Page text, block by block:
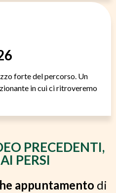
forte del percorso. Un
in cui ci ritroveremo
PRECEDENTI,
PERSI
appuntamento di